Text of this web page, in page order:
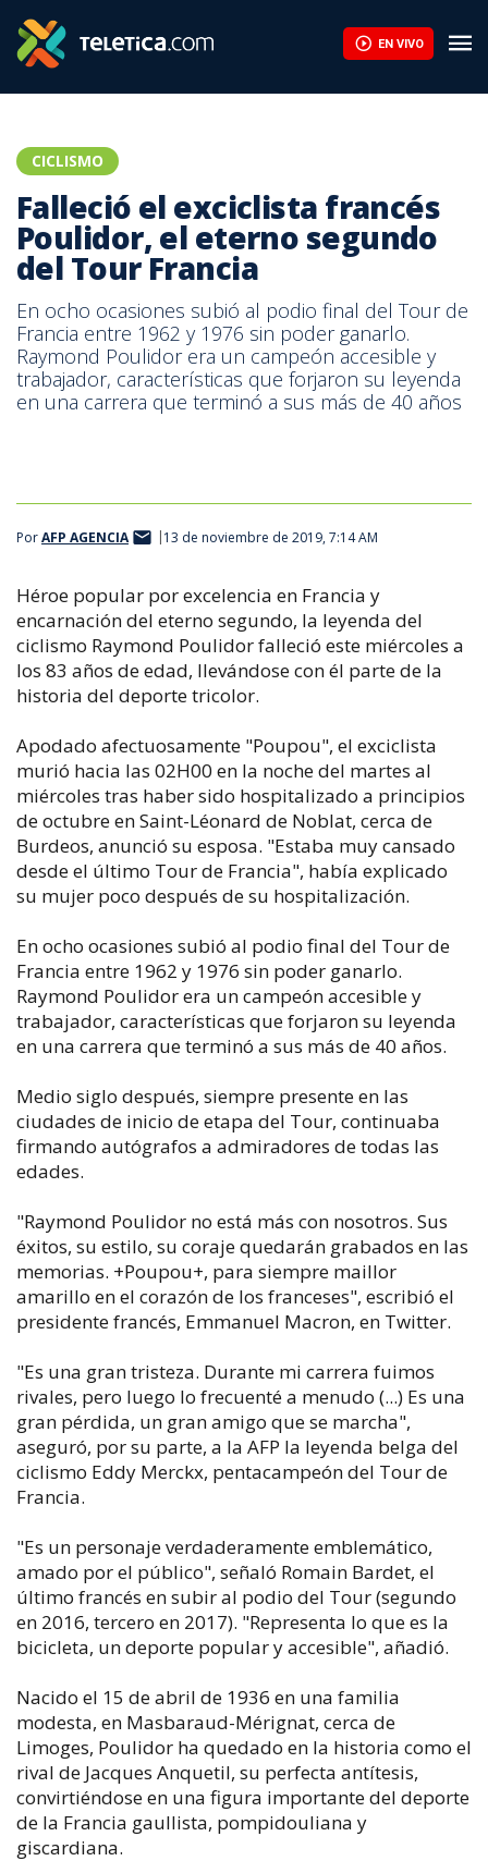
EN VIVO
CICLISMO
Falleció el exciclista francés
Poulidor, el eterno segundo
del Tour Francia
En ocho ocasiones subió al podio final del Tour de
Francia entre 1962 y 1976 sin poder ganarlo.
Raymond Poulidor era un campeón accesible y
trabajador, características que forjaron su leyenda
en una carrera que terminó a sus más de 40 años
PorAFP AGENCIA 13 de noviembre de 2019, 7:14 AM
Héroe popular por excelencia en Francia y
encarnación del eterno segundo, la leyenda del
ciclismo Raymond Poulidor falleció este miércoles a
los 83 años de edad, llevándose con él parte de la
historia del deporte tricolor.
Apodado afectuosamente "Poupou", el exciclista
murió hacia las 02H00 en la noche del martes al
miércoles tras haber sido hospitalizado a principios
de octubre en Saint-Léonard de Noblat, cerca de
Burdeos, anunció su esposa. "Estaba muy cansado
desde el último Tour de Francia", había explicado
su mujer poco después de su hospitalización.
En ocho ocasiones subió al podio final del Tour de
Francia entre 1962 y 1976 sin poder ganarlo.
Raymond Poulidor era un campeón accesible y
trabajador, características que forjaron su leyenda
en una carrera que terminó a sus más de 40 años.
Medio siglo después, siempre presente en las
ciudades de inicio de etapa del Tour, continuaba
firmando autógrafos a admiradores de todas las
edades.
"Raymond Poulidor no está más con nosotros. Sus
éxitos, su estilo, su coraje quedarán grabados en las
memorias. +Poupou+, para siempre maillor
amarillo en el corazón de los franceses", escribió el
presidente francés, Emmanuel Macron, en Twitter.
"Es una gran tristeza. Durante mi carrera fuimos
rivales, pero luego lo frecuenté a menudo (...) Es una
gran pérdida, un gran amigo que se marcha",
aseguró, por su parte, a la AFP la leyenda belga del
ciclismo Eddy Merckx, pentacampeón del Tour de
Francia.
"Es un personaje verdaderamente emblemático,
amado por el público", señaló Romain Bardet, el
último francés en subir al podio del Tour (segundo
en 2016, tercero en 2017). "Representa lo que es la
bicicleta, un deporte popular y accesible", añadió.
Nacido el 15 de abril de 1936 en una familia
modesta, en Masbaraud-Mérignat, cerca de
Limoges, Poulidor ha quedado en la historia como el
rival de Jacques Anquetil, su perfecta antítesis,
convirtiéndose en una figura importante del deporte
de la Francia gaullista, pompidouliana y
giscardiana.